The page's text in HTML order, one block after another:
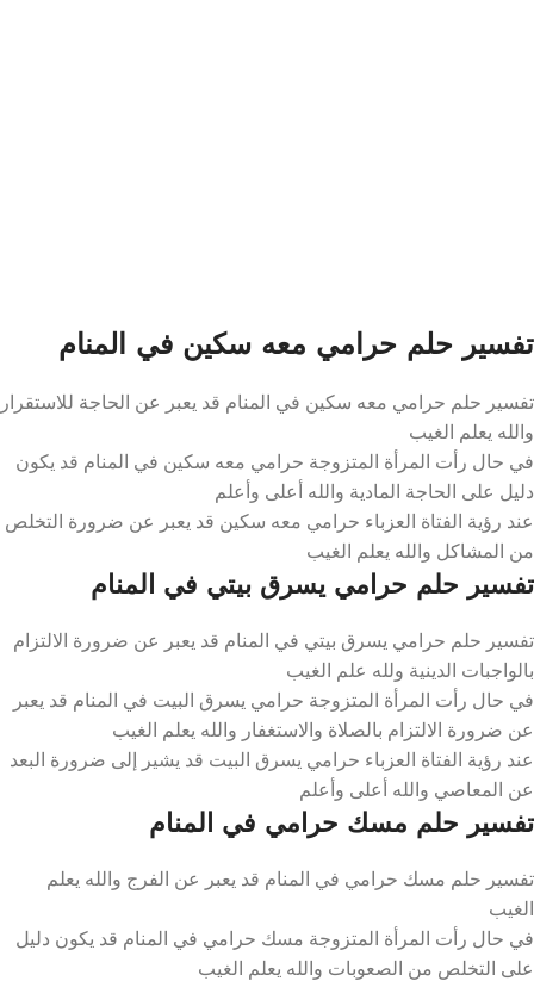
تفسير حلم حرامي معه سكين في المنام
تفسير حلم حرامي معه سكين في المنام قد يعبر عن الحاجة للاستقرار
والله يعلم الغيب
في حال رأت المرأة المتزوجة حرامي معه سكين في المنام قد يكون
دليل على الحاجة المادية والله أعلى وأعلم
عند رؤية الفتاة العزباء حرامي معه سكين قد يعبر عن ضرورة التخلص
من المشاكل والله يعلم الغيب
تفسير حلم حرامي يسرق بيتي في المنام
تفسير حلم حرامي يسرق بيتي في المنام قد يعبر عن ضرورة الالتزام
بالواجبات الدينية ولله علم الغيب
في حال رأت المرأة المتزوجة حرامي يسرق البيت في المنام قد يعبر
عن ضرورة الالتزام بالصلاة والاستغفار والله يعلم الغيب
عند رؤية الفتاة العزباء حرامي يسرق البيت قد يشير إلى ضرورة البعد
عن المعاصي والله أعلى وأعلم
تفسير حلم مسك حرامي في المنام
تفسير حلم مسك حرامي في المنام قد يعبر عن الفرج والله يعلم
الغيب
في حال رأت المرأة المتزوجة مسك حرامي في المنام قد يكون دليل
على التخلص من الصعوبات والله يعلم الغيب